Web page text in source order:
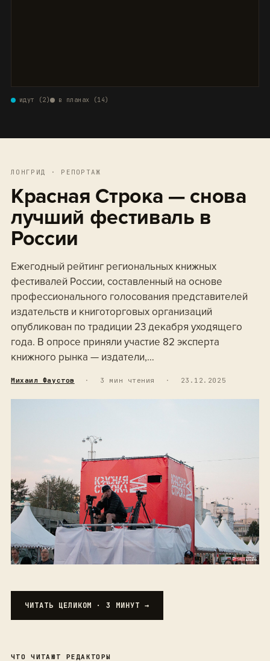
идут (2) в планах (14)
ЛОНГРИД · РЕПОРТАЖ
Красная Строка — снова
лучший фестиваль в
России
Ежегодный рейтинг региональных книжных
фестивалей России, составленный на основе
профессионального голосования представителей
издательств и книготорговых организаций
опубликован по традиции 23 декабря уходящего
года. В опросе приняли участие 82 эксперта
книжного рынка — издатели,…
Михаил Фаустов · 3 мин чтения · 23.12.2025
ЧИТАТЬ ЦЕЛИКОМ · 3 МИНУТ →
ЧТО ЧИТАЮТ РЕДАКТОРЫ